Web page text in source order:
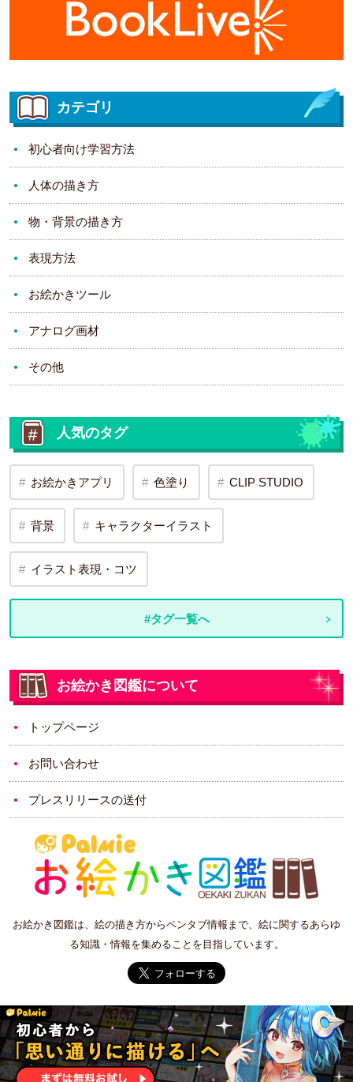
カテゴリ
初心者向け学習方法
人体の描き方
物・背景の描き方
表現方法
お絵かきツール
アナログ画材
その他
人気のタグ
お絵かきアプリ 色塗り CLIP STUDIO
背景 キャラクターイラスト
イラスト表現・コツ
#タグ一覧へ
お絵かき図鑑について
トップページ
お問い合わせ
プレスリリースの送付
お絵かき図鑑は、絵の描き方からペンタブ情報まで、絵に関するあらゆ
る知識・情報を集めることを目指しています。